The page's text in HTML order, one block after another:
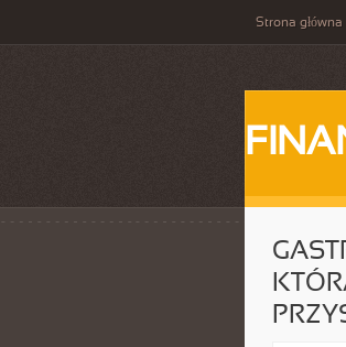
Strona główna